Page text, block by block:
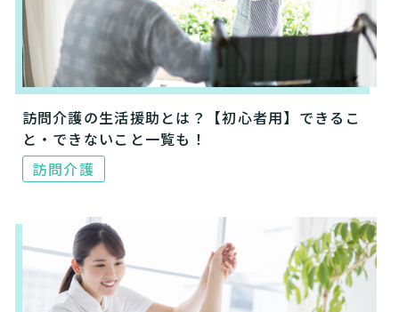
訪問介護の生活援助とは？【初心者用】できるこ
と・できないこと一覧も！
訪問介護